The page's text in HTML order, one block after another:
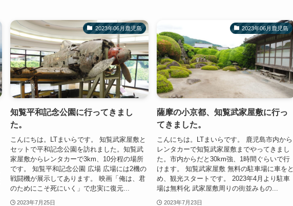
2023年06月鹿児島
知覧平和記念公園に行ってきまし
た。
こんにちは。LTまいらです。 知覧武家屋敷と
セットで平和記念公園を訪れました。知覧武
家屋敷からレンタカーで3km、10分程の場所
です。 知覧平和記念公園 広場 広場には2機の
戦闘機が展示してあります。 映画「俺は、君
のためにこそ死にいく」で忠実に復元...
2023年7月25日
2023年06月鹿児島
薩摩の小京都、知覧武家屋敷に行っ
てきました。
こんにちは。LTまいらです。 鹿児島市内から
レンタカーで知覧武家屋敷までやってきまし
た。市内からだと30km強、1時間ぐらいで行
けます。 知覧武家屋敷 無料の駐車場に車をと
め、観光スタートです。 2023年4月より駐車
場は無料化 武家屋敷周りの街並みもの...
2023年7月23日